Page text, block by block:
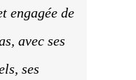
engagée de
avec ses
ses